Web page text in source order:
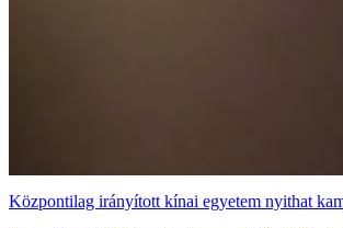
Központilag irányított kínai egyetem nyithat